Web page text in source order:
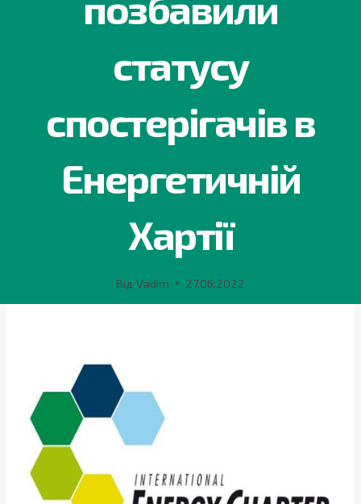
статусу
спостерігачів в
Енергетичній
Хартії
Від Vadim 27.06.2022